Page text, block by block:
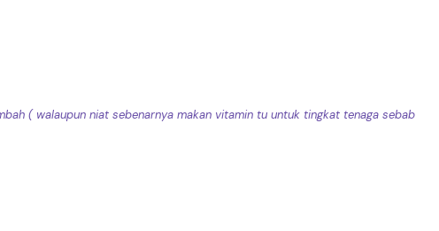
( walaupun niat sebenarnya makan vitamin tu untuk tingkat tenaga sebab